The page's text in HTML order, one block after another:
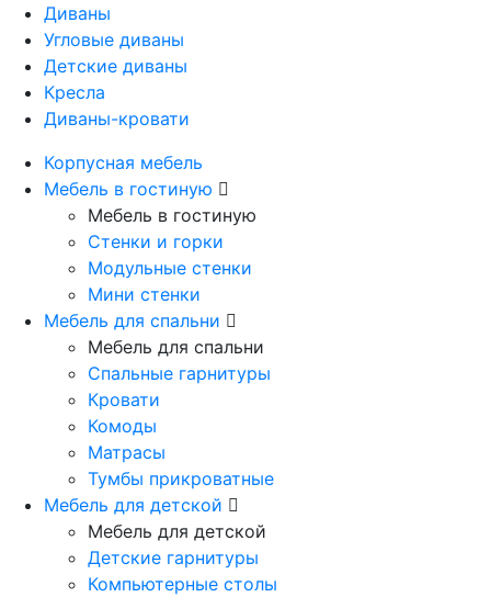
Диваны
Угловые диваны
Детские диваны
Кресла
Диваны-кровати
Корпусная мебель
Мебель в гостиную
Мебель в гостиную
Стенки и горки
Модульные стенки
Мини стенки
Мебель для спальни
Мебель для спальни
Спальные гарнитуры
Кровати
Комоды
Матрасы
Тумбы прикроватные
Мебель для детской
Мебель для детской
Детские гарнитуры
Компьютерные столы